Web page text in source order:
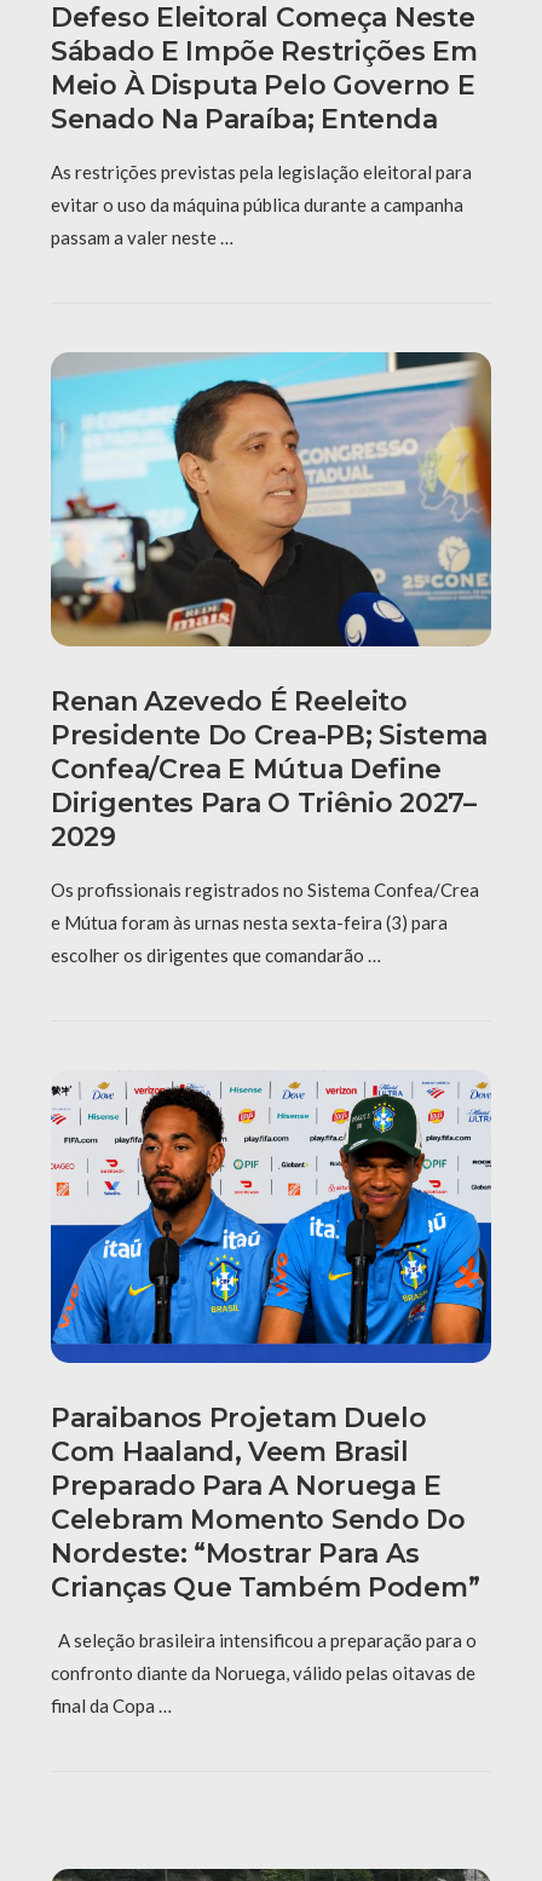
Defeso Eleitoral Começa Neste
Sábado E Impõe Restrições Em
Meio À Disputa Pelo Governo E
Senado Na Paraíba; Entenda
As restrições previstas pela legislação eleitoral para
evitar o uso da máquina pública durante a campanha
passam a valer neste …
Renan Azevedo É Reeleito
Presidente Do Crea-PB; Sistema
Confea/Crea E Mútua Define
Dirigentes Para O Triênio 2027–
2029
Os profissionais registrados no Sistema Confea/Crea
e Mútua foram às urnas nesta sexta-feira (3) para
escolher os dirigentes que comandarão …
Paraibanos Projetam Duelo
Com Haaland, Veem Brasil
Preparado Para A Noruega E
Celebram Momento Sendo Do
Nordeste: “Mostrar Para As
Crianças Que Também Podem”
A seleção brasileira intensificou a preparação para o
confronto diante da Noruega, válido pelas oitavas de
final da Copa …